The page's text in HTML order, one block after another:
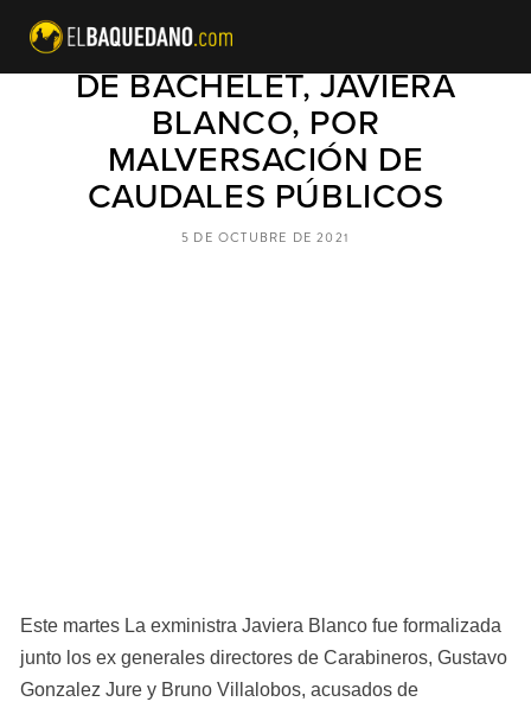
FORMALIZAN A EX MINISTRA
DE BACHELET, JAVIERA
BLANCO, POR
MALVERSACIÓN DE
CAUDALES PÚBLICOS
Este martes La exministra Javiera Blanco fue formalizada
junto los ex generales directores de Carabineros, Gustavo
Gonzalez Jure y Bruno Villalobos, acusados de
5 DE OCTUBRE DE 2021